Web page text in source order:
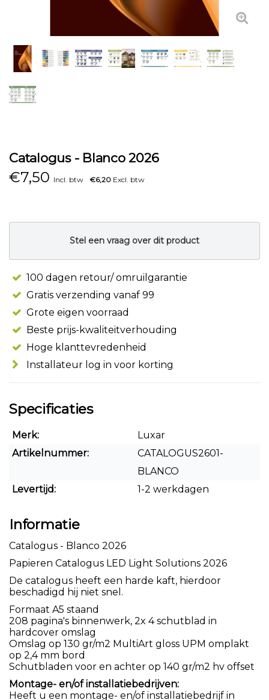
Catalogus - Blanco 2026
€7,50 Incl. btw €6,20 Excl. btw
Stel een vraag over dit product
100 dagen retour/ omruilgarantie
Gratis verzending vanaf 99
Grote eigen voorraad
Beste prijs-kwaliteitverhouding
Hoge klanttevredenheid
Installateur log in voor korting
Specificaties
Merk:
Luxar
Artikelnummer:
CATALOGUS2601-
BLANCO
Levertijd:
1-2 werkdagen
Informatie
Catalogus - Blanco 2026
Papieren Catalogus LED Light Solutions 2026
De catalogus heeft een harde kaft, hierdoor
beschadigd hij niet snel.
Formaat A5 staand
208 pagina's binnenwerk, 2x 4 schutblad in
hardcover omslag
Omslag op 130 gr/m2 MultiArt gloss UPM omplakt
op 2,4 mm bord
Schutbladen voor en achter op 140 gr/m2 hv offset
Montage- en/of installatiebedrijven:
Heeft u een montage- en/of installatiebedrijf in